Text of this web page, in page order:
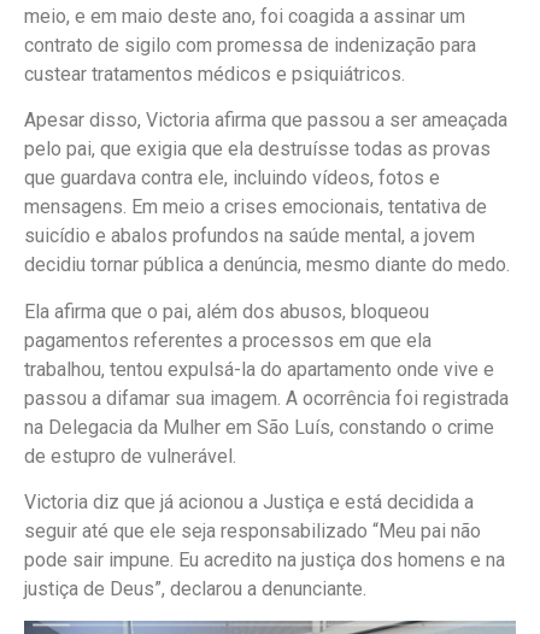
meio, e em maio deste ano, foi coagida a assinar um
contrato de sigilo com promessa de indenização para
custear tratamentos médicos e psiquiátricos.
Apesar disso, Victoria afirma que passou a ser ameaçada
pelo pai, que exigia que ela destruísse todas as provas
que guardava contra ele, incluindo vídeos, fotos e
mensagens. Em meio a crises emocionais, tentativa de
suicídio e abalos profundos na saúde mental, a jovem
decidiu tornar pública a denúncia, mesmo diante do medo.
Ela afirma que o pai, além dos abusos, bloqueou
pagamentos referentes a processos em que ela
trabalhou, tentou expulsá-la do apartamento onde vive e
passou a difamar sua imagem. A ocorrência foi registrada
na Delegacia da Mulher em São Luís, constando o crime
de estupro de vulnerável.
Victoria diz que já acionou a Justiça e está decidida a
seguir até que ele seja responsabilizado “Meu pai não
pode sair impune. Eu acredito na justiça dos homens e na
justiça de Deus”, declarou a denunciante.